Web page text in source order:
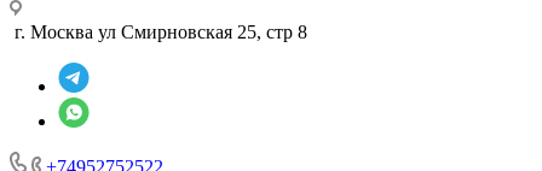
г. Москва ул Смирновская 25, стр 8
+74952752522